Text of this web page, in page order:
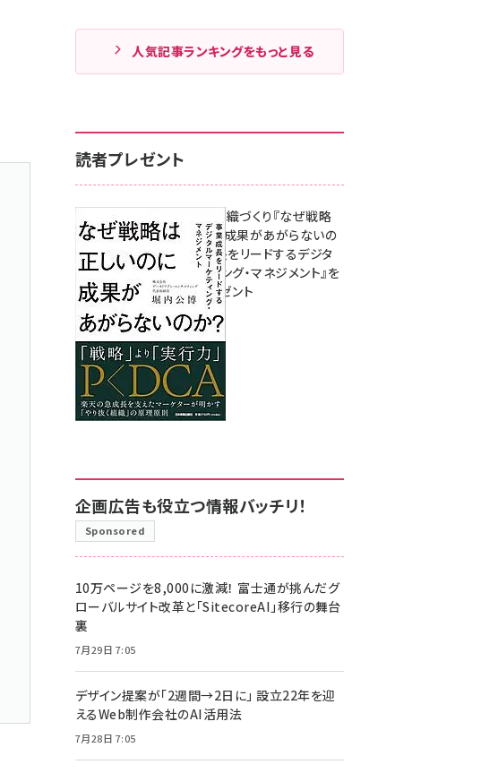
人気記事ランキングをもっと見る
読者プレゼント
成果を生む組織づくり『なぜ戦略
は正しいのに成果があがらないの
か？ 事業成長をリードするデジタ
ルマーケティング・マネジメント』を
3名様にプレゼント
8月7日 10:00
企画広告も役立つ情報バッチリ！
Sponsored
10万ページを8,000に激減！ 富士通が挑んだグ
ローバルサイト改革と「SitecoreAI」移行の舞台
裏
7月29日 7:05
デザイン提案が「2週間→2日に」 設立22年を迎
えるWeb制作会社のAI活用法
7月28日 7:05